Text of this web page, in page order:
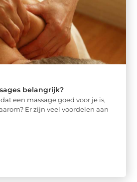
belangrijk?
een massage goed voor je is,
Er zijn veel voordelen aan